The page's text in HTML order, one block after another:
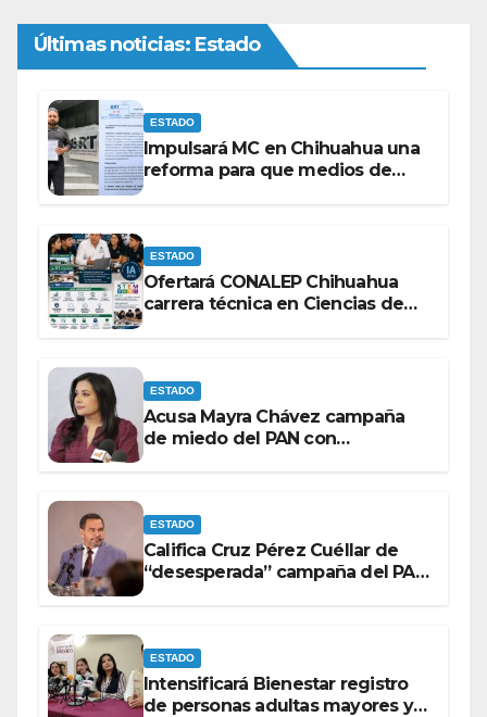
Últimas noticias: Estado
ESTADO
Impulsará MC en Chihuahua una
reforma para que medios de
ESTADO
Ofertará CONALEP Chihuahua
carrera técnica en Ciencias de
ESTADO
Acusa Mayra Chávez campaña
de miedo del PAN con
ESTADO
Califica Cruz Pérez Cuéllar de
“desesperada” campaña del PAN
ESTADO
Intensificará Bienestar registro
de personas adultas mayores y